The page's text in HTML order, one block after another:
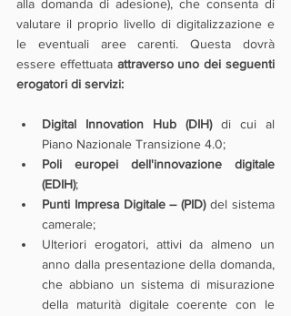
alla domanda di adesione), che consenta di
valutare il proprio livello di digitalizzazione e
le eventuali aree carenti. Questa dovrà
essere effettuata attraverso uno dei seguenti
erogatori di servizi:
Digital Innovation Hub (DIH) di cui al
Piano Nazionale Transizione 4.0;
Poli europei dell'innovazione digitale
(EDIH);
Punti Impresa Digitale – (PID) del sistema
camerale;
Ulteriori erogatori, attivi da almeno un
anno dalla presentazione della domanda,
che abbiano un sistema di misurazione
della maturità digitale coerente con le